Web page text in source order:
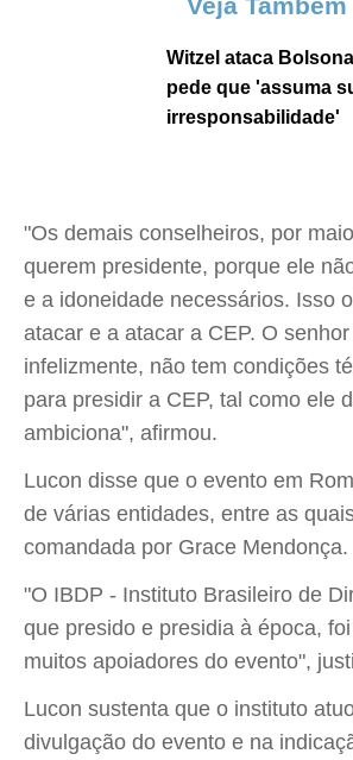
Witzel ataca
pede que 'assuma
irresponsabilidade'
"Os demais conselheiros, por
querem presidente, porque ele
e a idoneidade necessários. Isso
atacar e a atacar a CEP. O
infelizmente, não tem condições
para presidir a CEP, tal como ele
ambiciona", afirmou.
Lucon disse que o evento em
de várias entidades, entre as
comandada por Grace Mendonça.
"O IBDP - Instituto Brasileiro de
que presido e presidia à época,
muitos apoiadores do evento",
Lucon sustenta que o instituto
divulgação do evento e na